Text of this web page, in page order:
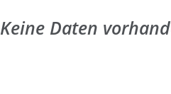
Keine Daten